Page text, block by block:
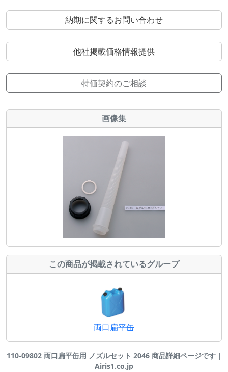
納期に関するお問い合わせ
他社掲載価格情報提供
特価契約のご相談
画像集
この商品が掲載されているグループ
両口扁平缶
110-09802 両口扁平缶用 ノズルセット 2046 商品詳細ページです |
Airis1.co.jp